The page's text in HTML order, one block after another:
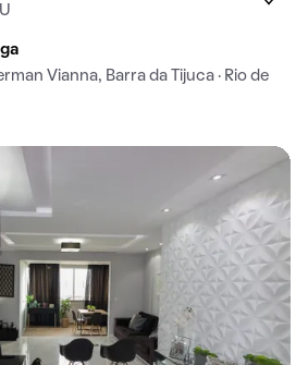
Vianna, Barra da Tijuca · Rio de